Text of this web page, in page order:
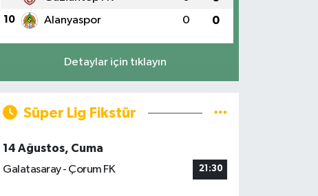
10 Alanyaspor 0 0
Detaylar için tıklayın
Süper Lig Fikstür
14 Ağustos, Cuma
Galatasaray - Çorum FK
21:30